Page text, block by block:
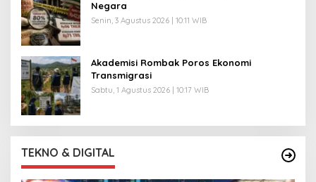
Negara
Senin, 3 Agustus 2026 | 10:11 WIB
Akademisi Rombak Poros Ekonomi
Transmigrasi
Sabtu, 1 Agustus 2026 | 10:17 WIB
TEKNO & DIGITAL